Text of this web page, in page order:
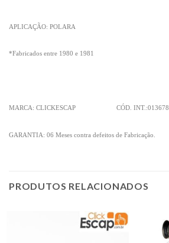
APLICAÇÃO: POLARA
*Fabricados entre 1980 e 1981
MARCA: CLICKESCAP CÓD. INT.:013678
GARANTIA: 06 Meses contra defeitos de Fabricação.
PRODUTOS RELACIONADOS